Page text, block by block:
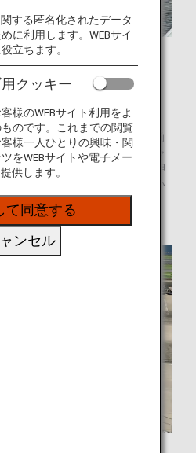
実施する「プッ
は？
ら出発の許可が得られると、前
）に接続したトーイング・トラ
開始できる場所まで、後方に押
これを「プッシュバック」とい
ンジンを始動させます。
する匿名化されたデータ
に利用します。WEBサイ
立ちます。
クッキー
様のWEBサイト利用をよ
のです。これまでの閲覧
様一人ひとりの興味・関
をWEBサイトや電子メー
供します。
て同意する
ンセル